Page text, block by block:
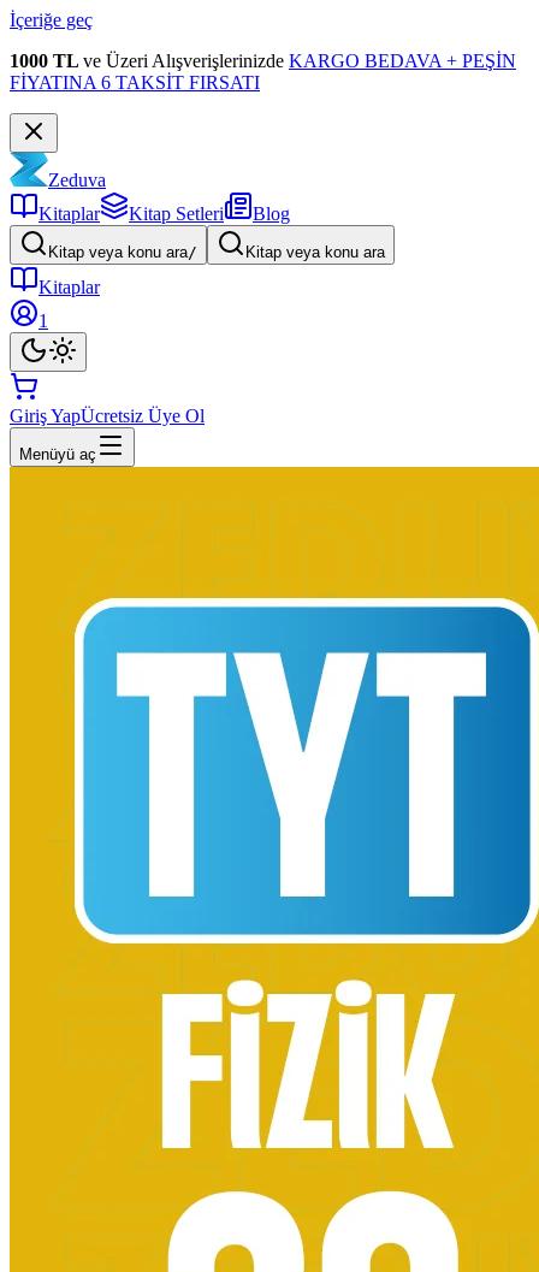
İçeriğe geç
1000 TL ve Üzeri Alışverişlerinizde KARGO BEDAVA + PEŞİN
FİYATINA 6 TAKSİT FIRSATI
Zeduva
Kitaplar
Kitap Setleri Blog
Kitap veya konu ara/ Kitap veya konu ara
Kitaplar
1
Giriş YapÜcretsiz Üye Ol
Menüyü aç